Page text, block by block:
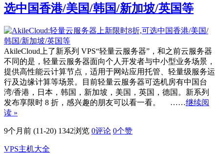
选中国香港/美国/韩国/新加坡/英国等
AkileCloud上了新系列 VPS“轻量云服务器”，和之前云服务器
不同的是，轻量云服务器面向个人开发者与中小型业务场景，
提供高性能云计算节点，适用于网站应用托管、轻量级服务运
行及边缘计算等场景。目前轻量云服务器可选机房有中国台
湾/香港，日本，韩国，新加坡，美国，英国，德国。新系列
发布享限时 8 折，感兴趣的朋友可以看一看。 ……继续阅
读 »
9个月前 (11-20) 1342浏览 0评论 0个赞
VPS主机大全